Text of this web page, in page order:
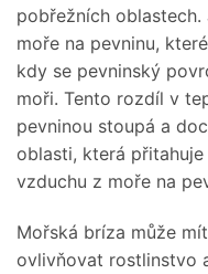
pobřežních
moře na pevninu,
kdy se pevninský
moři. Tento rozdíl v
pevninou stoupá a
oblasti, která
vzduchu z moře na
Mořská bríza může
ovlivňovat rostlinstvo